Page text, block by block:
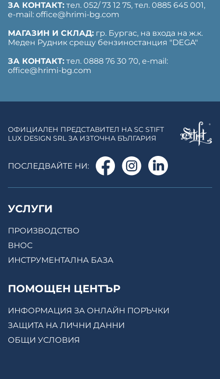
ЗА КОНТАКТ: тел. 052/ 73 12 75, тел. ‎0885 645 001,
е-mail: office@hrimi-bg.com
МАГАЗИН И СКЛАД: гр. Бургас, на входа на ж.к.
Меден Рудник срещу бензиностанция "DEGA"
ЗА КОНТАКТ: тел. 0888 76 30 70, е-mail:
office@hrimi-bg.com
ОФИЦИАЛЕН ПРЕДСТАВИТЕЛ НА SC STIFT
LUX DESIGN SRL ЗА ИЗТОЧНА БЪЛГАРИЯ
ПОСЛЕДВАЙТЕ НИ:
УСЛУГИ
ПРОИЗВОДСТВО
ВНОС
ИНСТРУМЕНТАЛНА БАЗА
ПОМОЩЕН ЦЕНТЪР
ИНФОРМАЦИЯ ЗА ОНЛАЙН ПОРЪЧКИ
ЗАЩИТА НА ЛИЧНИ ДАННИ
ОБЩИ УСЛОВИЯ